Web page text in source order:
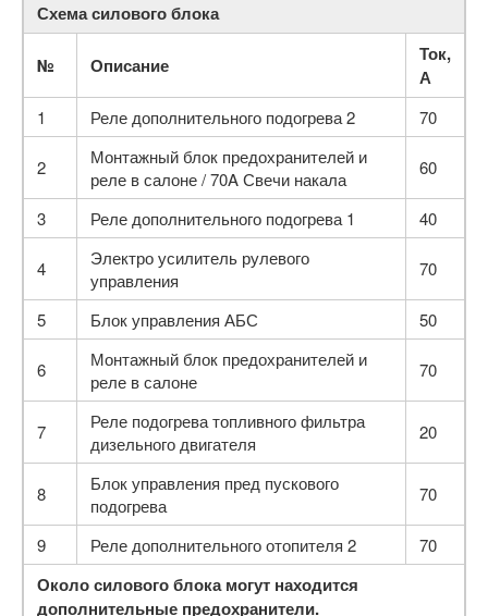
Схема силового блока
№ Описание
Ток,
А
1 Реле дополнительного подогрева 2 70
2
Монтажный блок предохранителей и
реле в салоне / 70A Свечи накала
60
3 Реле дополнительного подогрева 1 40
4
Электро усилитель рулевого
управления
70
5 Блок управления АБС 50
6
Монтажный блок предохранителей и
реле в салоне
70
7
Реле подогрева топливного фильтра
дизельного двигателя
20
8
Блок управления пред пускового
подогрева
70
9 Реле дополнительного отопителя 2 70
Около силового блока могут находится
дополнительные предохранители.